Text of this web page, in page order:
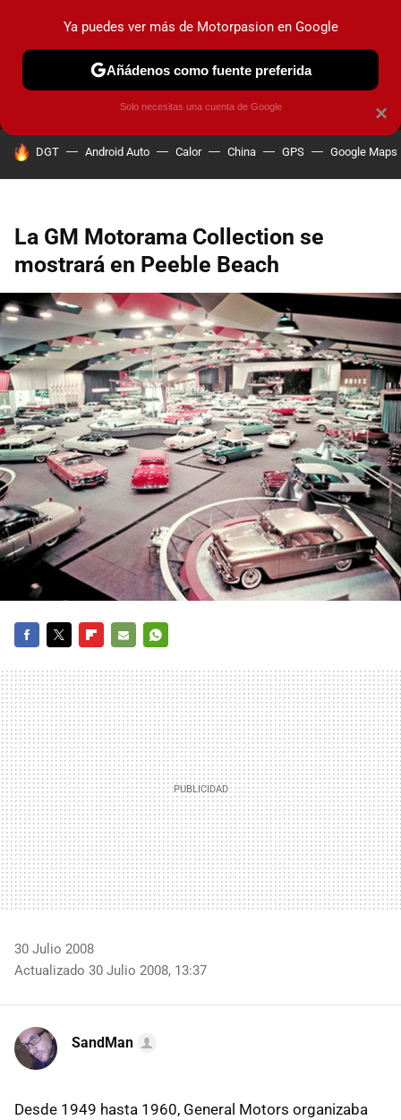
MENÚ NUEVO
COCHES ELÉCTRICOS OBSERVATORIO
HOY SE HABLA DE
DGT Android Auto Calor China GPS Google Maps
La GM Motorama Collection se
mostrará en Peeble Beach
MAIL
30 Julio 2008
Actualizado 30 Julio 2008, 13:37
SandMan
Desde 1949 hasta 1960, General Motors organizaba
×
Ya puedes ver más de Motorpasion en Google
Añádenos como fuente preferida
Solo necesitas una cuenta de Google